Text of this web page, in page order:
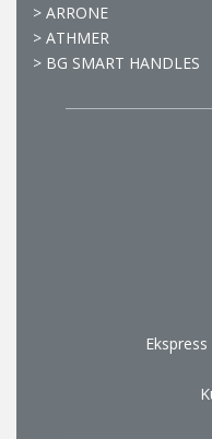
> ARRONE
> ATHMER
> BG SMART HANDLES